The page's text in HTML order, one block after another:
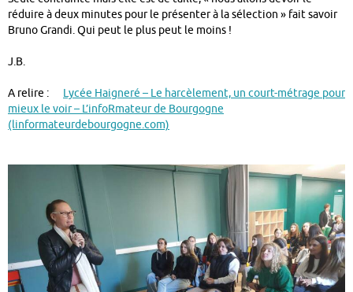
réduire à deux minutes pour le présenter à la sélection » fait savoir
Bruno Grandi. Qui peut le plus peut le moins !
J.B.
A relire : Lycée Haigneré – Le harcèlement, un court-métrage pour
mieux le voir – L’infoRmateur de Bourgogne
(linformateurdebourgogne.com)